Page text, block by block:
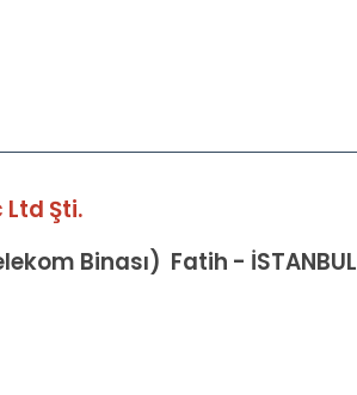
Şti.
Binası) Fatih - İSTANBUL